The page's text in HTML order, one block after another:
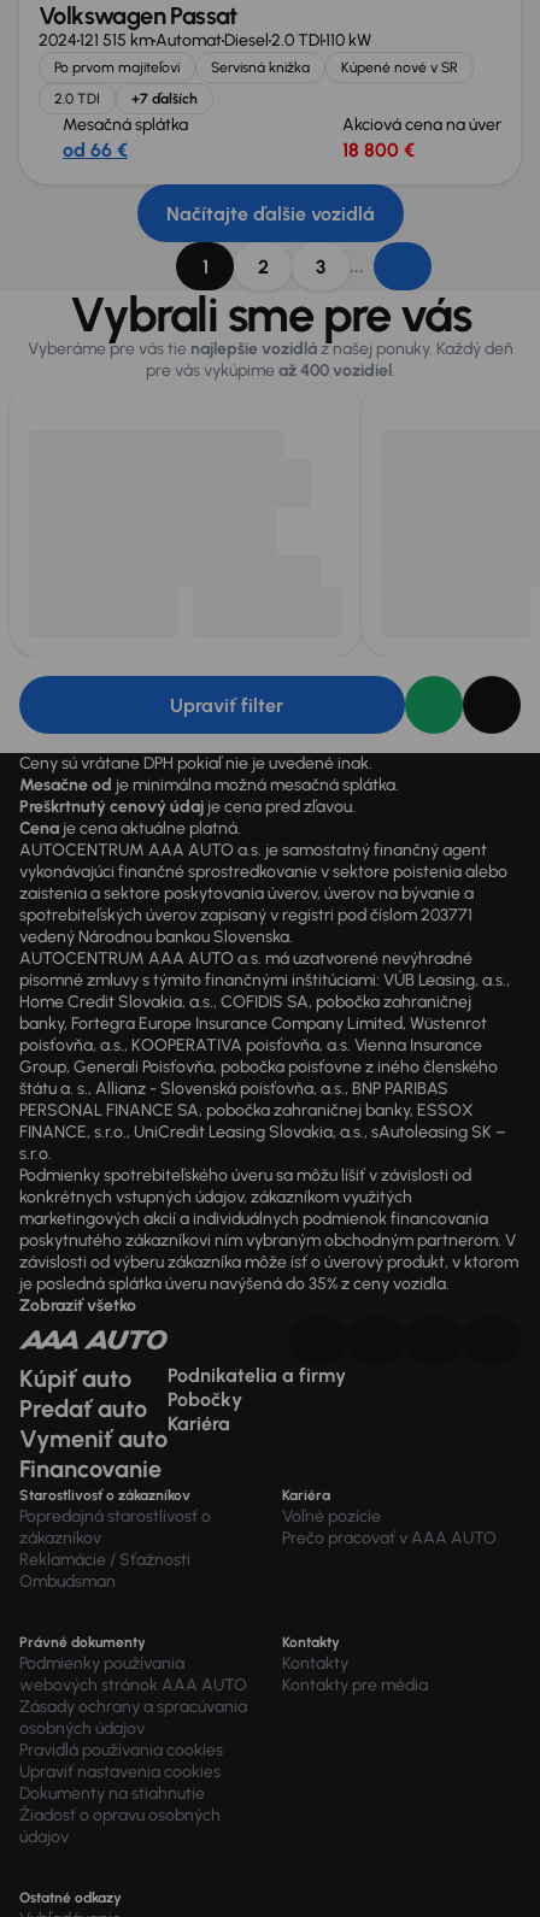
Volkswagen Passat
2024121 515 kmAutomatDiesel2.0 TDI110 kW
Po prvom majiteľovi Servisná knižka
Kúpené nové v SR
2.0 TDI
+7 ďalších
Mesačná splátka
od 66 €
Akciová cena na úver
18 800 €
Načítajte ďalšie vozidlá
1 2 3 ...
Vybrali sme pre vás
Vyberáme pre vás tie najlepšie vozidláz našej ponuky. Každý deň
pre vás vykúpimeaž 400 vozidiel.
Upraviť filter
Ceny sú vrátane DPH pokiaľ nie je uvedené inak.
Mesačne od je minimálna možná mesačná splátka.
Preškrtnutý cenový údaj je cena pred zľavou.
Cena je cena aktuálne platná.
AUTOCENTRUM AAA AUTO a.s. je samostatný finančný agent
vykonávajúci finančné sprostredkovanie v sektore poistenia alebo
zaistenia a sektore poskytovania úverov, úverov na bývanie a
spotrebiteľských úverov zapísaný v registri pod číslom 203771
vedený Národnou bankou Slovenska.
AUTOCENTRUM AAA AUTO a.s. má uzatvorené nevýhradné
písomné zmluvy s týmito finančnými inštitúciami: VÚB Leasing, a.s.,
Home Credit Slovakia, a.s., COFIDIS SA, pobočka zahraničnej
banky, Fortegra Europe Insurance Company Limited, Wüstenrot
poisťovňa, a.s., KOOPERATIVA poisťovňa, a.s. Vienna Insurance
Group, Generali Poisťovňa, pobočka poisťovne z iného členského
štátu a. s., Allianz - Slovenská poisťovňa, a.s., BNP PARIBAS
PERSONAL FINANCE SA, pobočka zahraničnej banky, ESSOX
FINANCE, s.r.o., UniCredit Leasing Slovakia, a.s., sAutoleasing SK –
s.r.o.
Podmienky spotrebiteľského úveru sa môžu líšiť v závislosti od
konkrétnych vstupných údajov, zákazníkom využitých
marketingových akcií a individuálnych podmienok financovania
poskytnutého zákazníkovi ním vybraným obchodným partnerom. V
závislosti od výberu zákazníka môže ísť o úverový produkt, v ktorom
je posledná splátka úveru navýšená do 35% z ceny vozidla.
Zobraziť všetko
Kúpiť auto
Predať auto
Vymeniť auto
Financovanie
Podnikatelia a firmy
Pobočky
Kariéra
Starostlivosť o zákazníkov
Popredajná starostlivosť o
zákazníkov
Reklamácie / Sťažnosti
Ombudsman
Kariéra
Voľné pozície
Prečo pracovať v AAA AUTO
Právné dokumenty
Podmienky používania
webových stránok AAA AUTO
Zásady ochrany a spracúvania
osobných údajov
Pravidlá používania cookies
Upraviť nastavenia cookies
Dokumenty na stiahnutie
Žiadosť o opravu osobných
údajov
Kontakty
Kontakty
Kontakty pre média
Ostatné odkazy